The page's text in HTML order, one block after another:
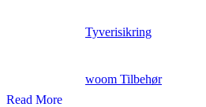
Read More
Tyverisikring
woom Tilbehør